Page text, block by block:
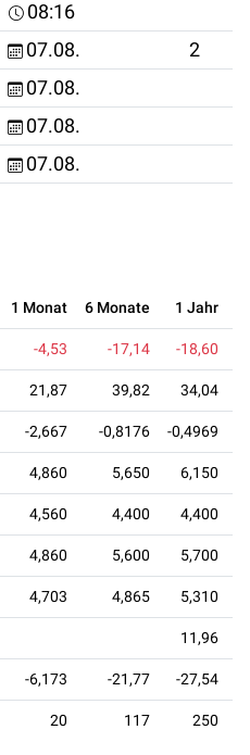
08:16
07.08.
2
07.08.
07.08.
07.08.
1 Monat 6 Monate 1 Jahr
-4,53 -17,14 -18,60
21,87 39,82 34,04
-2,667 -0,8176 -0,4969
4,860 5,650 6,150
4,560 4,400 4,400
4,860 5,600 5,700
4,703 4,865 5,310
11,96
-6,173 -21,77 -27,54
20 117 250